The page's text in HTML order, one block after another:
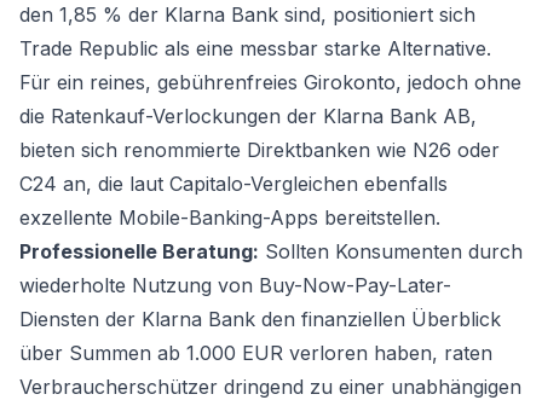
den 1,85 % der Klarna Bank sind, positioniert sich
Trade Republic als eine messbar starke Alternative.
Für ein reines, gebührenfreies Girokonto, jedoch ohne
die Ratenkauf-Verlockungen der Klarna Bank AB,
bieten sich renommierte Direktbanken wie N26 oder
C24 an, die laut Capitalo-Vergleichen ebenfalls
exzellente Mobile-Banking-Apps bereitstellen.
Professionelle Beratung: Sollten Konsumenten durch
wiederholte Nutzung von Buy-Now-Pay-Later-
Diensten der Klarna Bank den finanziellen Überblick
über Summen ab 1.000 EUR verloren haben, raten
Verbraucherschützer dringend zu einer unabhängigen